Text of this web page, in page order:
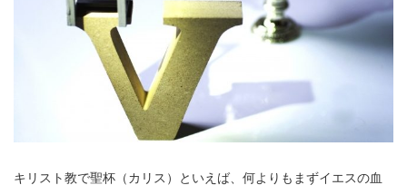
キリスト教で聖杯（カリス）といえば、何よりもまずイエスの血